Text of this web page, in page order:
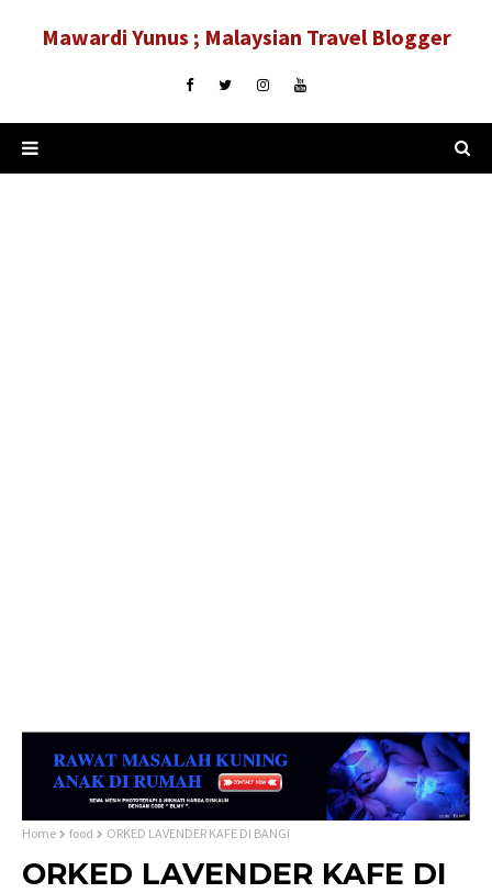
Mawardi Yunus ; Malaysian Travel Blogger
Home food ORKED LAVENDER KAFE DI BANGI
ORKED LAVENDER KAFE DI